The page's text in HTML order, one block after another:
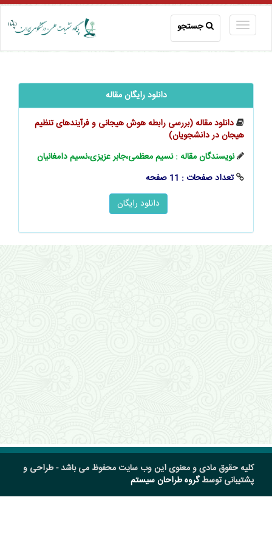
جستجو
دانلود رایگان مقاله
دانلود مقاله (بررسی رابطه هوش هیجانی و فرآیندهای تنظیم
هیجان در دانشجویان)
نویسندگان مقاله : نسیم معظمی،جابر عزیزی،نسیم دامغانیان
تعداد صفحات : 11 صفحه
کلیه حقوق مادی و معنوی این وب سایت محفوظ می باشد - طراحی و
پشتیبانی توسطگروه طراحان سیستم